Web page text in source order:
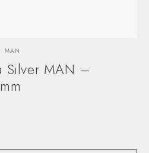
MAN
Silver MAN –